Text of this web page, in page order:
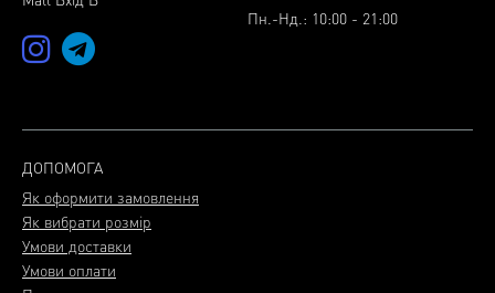
Пн.-Нд.: 10:00 - 21:00
ДОПОМОГА
Як оформити замовлення
Як вибрати розмір
Умови доставки
Умови оплати